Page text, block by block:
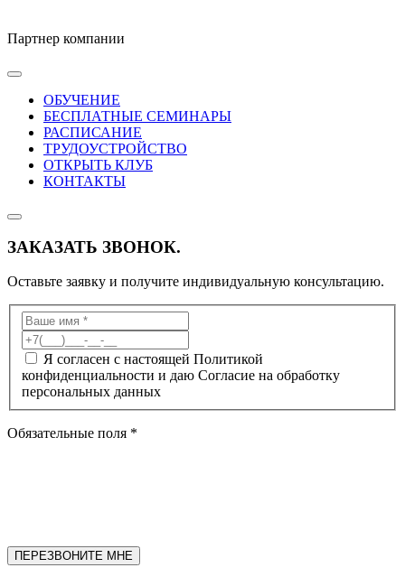
Партнер компании
ОБУЧЕНИЕ
БЕСПЛАТНЫЕ СЕМИНАРЫ
РАСПИСАНИЕ
ТРУДОУСТРОЙСТВО
ОТКРЫТЬ КЛУБ
КОНТАКТЫ
ЗАКАЗАТЬ ЗВОНОК.
Оставьте заявку и получите индивидуальную консультацию.
Я согласен с настоящей Политикой
конфиденциальности и даю Согласие на обработку
персональных данных
Обязательные поля *
ПЕРЕЗВОНИТЕ МНЕ